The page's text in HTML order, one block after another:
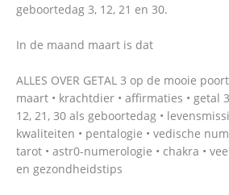
geboortedag 3, 12, 21 en 30.
In de maand maart is dat
ALLES OVER GETAL 3 op de mooie
maart • krachtdier • affirmaties • getal
12, 21, 30 als geboortedag •
kwaliteiten • pentalogie • vedische
tarot • astr0-numerologie • chakra •
en gezondheidstips